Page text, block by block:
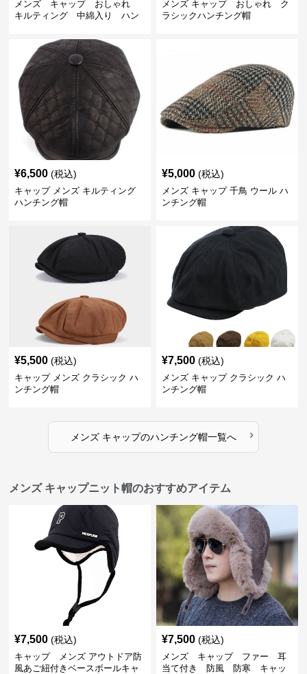
メンズ キャップ おしゃれ
キルティング 中綿入り ハン
メンズ キャップ おしゃれ ク
ラシックハンチング帽
¥6,500 (税込)
キャップ メンズ キルティング
ハンチング帽
¥5,000 (税込)
メンズ キャップ 千鳥 ウール ハ
ンチング帽
¥5,500 (税込)
キャップ メンズ クラシック ハ
ンチング帽
¥7,500 (税込)
メンズ キャップ クラシック ハ
ンチング帽
メンズ キャップのハンチング帽一覧へ ›
メンズ キャップニット帽のおすすめアイテム
¥7,500 (税込)
キャップ メンズ アウトドア防
風あご紐付きベースボールキャ
¥7,500 (税込)
メンズ キャップ ファー 耳
当て付き 防風 防寒 キャッ